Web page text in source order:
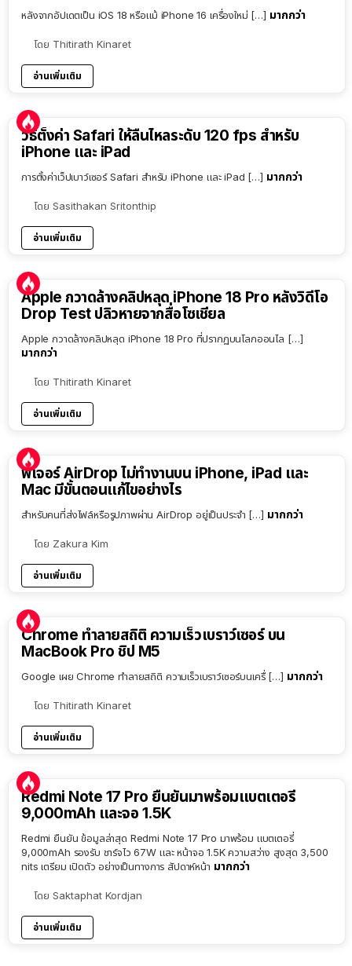
หลังจากอัปเดตเป็น iOS 18 หรือแม้ iPhone 16 เครื่องใหม่ […] มากกว่า
โดย Thitirath Kinaret
อ่านเพิ่มเติม
วิธีตั้งค่า Safari ให้ลื่นไหลระดับ 120 fps สำหรับ
iPhone และ iPad
การตั้งค่าเว็ปเบาว์เซอร์ Safari สำหรับ iPhone และ iPad […] มากกว่า
โดย Sasithakan Sritonthip
อ่านเพิ่มเติม
Apple กวาดล้างคลิปหลุด iPhone 18 Pro หลังวิดีโอ
Drop Test ปลิวหายจากสื่อโซเชียล
Apple กวาดล้างคลิปหลุด iPhone 18 Pro ที่ปรากฏบนโลกออนไล […]
มากกว่า
โดย Thitirath Kinaret
อ่านเพิ่มเติม
ฟีเจอร์ AirDrop ไม่ทำงานบน iPhone, iPad และ
Mac มีขั้นตอนแก้ไขอย่างไร
สำหรับคนที่ส่งไฟล์หรือรูปภาพผ่าน AirDrop อยู่เป็นประจำ […] มากกว่า
โดย Zakura Kim
อ่านเพิ่มเติม
Chrome ทำลายสถิติ ความเร็วเบราว์เซอร์ บน
MacBook Pro ชิป M5
Google เผย Chrome ทำลายสถิติ ความเร็วเบราว์เซอร์บนเครื่ […] มากกว่า
โดย Thitirath Kinaret
อ่านเพิ่มเติม
Redmi Note 17 Pro ยืนยันมาพร้อมแบตเตอรี่
9,000mAh และจอ 1.5K
Redmi ยืนยัน ข้อมูลล่าสุด Redmi Note 17 Pro มาพร้อม แบตเตอรี่
9,000mAh รองรับ ชาร์จไว 67W และ หน้าจอ 1.5K ความสว่าง สูงสุด 3,500
nits เตรียม เปิดตัว อย่างเป็นทางการ สัปดาห์หน้า มากกว่า
โดย Saktaphat Kordjan
อ่านเพิ่มเติม